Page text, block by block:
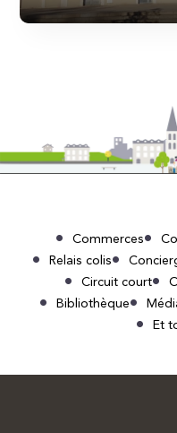
Commerces
Relais colis
Circuit court
Bibliothèque
Et